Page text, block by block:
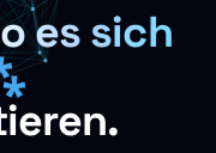
es sich